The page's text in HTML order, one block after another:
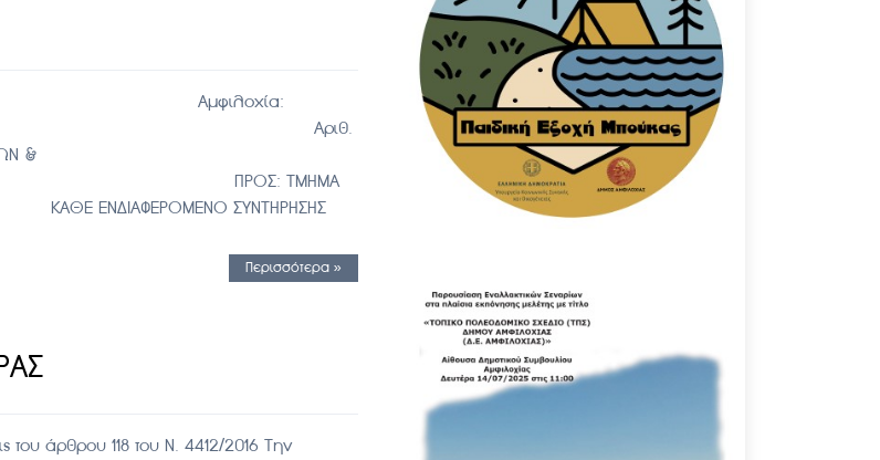
Αμφιλοχία:
ΝΙΑΣ Αριθ.
&
ΤΜΗΜΑ
ΣΥΝΤΗΡΗΣΗΣ
Περισσότερα »
του άρθρου 118 του Ν. 4412/2016 Την